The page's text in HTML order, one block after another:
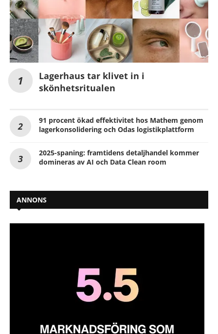
Lagerhaus tar klivet in i
skönhetsritualen
91 procent ökad effektivitet hos Mathem genom
lagerkonsolidering och Odas logistikplattform
2025-spaning: framtidens detaljhandel kommer
domineras av AI och Data Clean room
ANNONS